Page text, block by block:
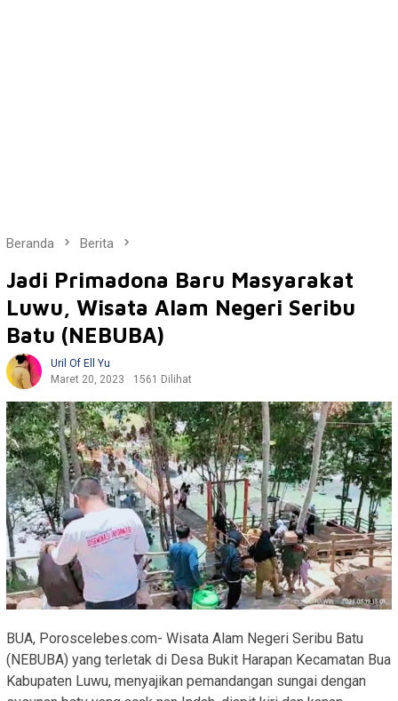
Beranda Berita
Jadi Primadona Baru Masyarakat
Luwu, Wisata Alam Negeri Seribu
Batu (NEBUBA)
Uril Of Ell Yu
Maret 20, 2023
1561 Dilihat
BUA, Poroscelebes.com- Wisata Alam Negeri Seribu Batu
(NEBUBA) yang terletak di Desa Bukit Harapan Kecamatan Bua
Kabupaten Luwu, menyajikan pemandangan sungai dengan